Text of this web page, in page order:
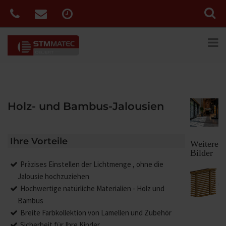
Holz- und Bambus-Jalousien
Ihre Vorteile
Präzises Einstellen der Lichtmenge , ohne die
Jalousie hochzuziehen
Hochwertige natürliche Materialien - Holz und
Bambus
Breite Farbkollektion von Lamellen und Zubehör
Weitere
Bilder